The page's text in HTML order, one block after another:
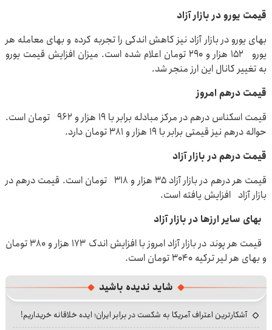
قیمت یورو در بازار آزاد
بهای یورو در بازار آزاد نیز کاهش اندکی را تجربه کرده و بهای معامله هر
یورو ۱۵۲ هزار و ۲۹۰ تومان اعلام شده است. میزان افزایش قیمت یورو
به تغییر کانال این ارز منجر شد.
قیمت درهم امروز
قیمت اسکناس درهم در مرکز مبادله برابر با ۱۹ هزار و ۹۶۲ تومان است.
حواله درهم نیز قیمتی برابر با ۱۹ هزار و ۳۸۱ تومان دارد.
قیمت درهم در بازار آزاد
قیمت هر درهم در بازار آزاد ۳۵ هزار و ۳۱۸ تومان است. قیمت درهم در
بازار آزاد افزایش یافته است.
بهای سایر ارزها در بازار آزاد
قیمت هر پوند در بازار آزاد امروز با افزایش اندک ۱۷۳ هزار و ۳۸۰ تومان
و بهای هر لیر ترکیه ۳۰۴۰ تومان است.
شاید ندیده باشید
آشکارترین اعتراف آمریکا به شکست در برابر ایران؛ ایده خلاقانه خریداریم!